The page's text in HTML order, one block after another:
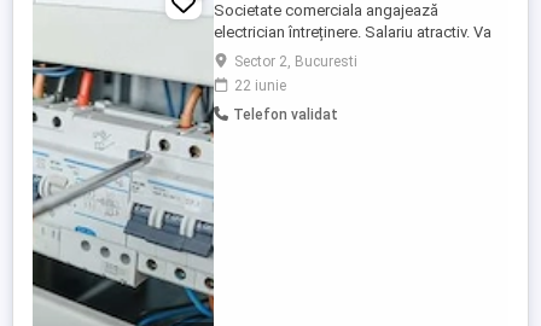
Societate comerciala angajează
electrician întreținere. Salariu atractiv. Va
rog sa sunati pe numarul de telefon pentru
detalii.
Sector 2, Bucuresti
22 iunie
Telefon validat